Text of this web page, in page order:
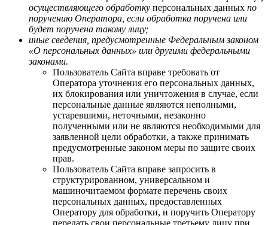
осуществляющего обработку персональных данных по
поручению Оператора, если обработка поручена или
будет поручена такому лицу;
иные сведения, предусмотренные Федеральным законом
«О персональных данных» или другими федеральными
законами.
Пользователь Сайта вправе требовать от
Оператора уточнения его персональных данных,
их блокирования или уничтожения в случае, если
персональные данные являются неполными,
устаревшими, неточными, незаконно
полученными или не являются необходимыми для
заявленной цели обработки, а также принимать
предусмотренные законом меры по защите своих
прав.
Пользователь Сайта вправе запросить в
структурированном, универсальном и
машиночитаемом формате перечень своих
персональных данных, предоставленных
Оператору для обработки, и поручить Оператору
передать свои персональные третьему лицу при